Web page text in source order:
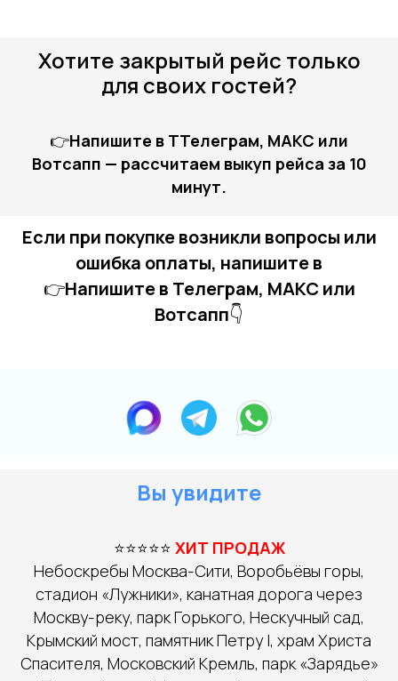
Хотите закрытый рейс только
для своих гостей?
👉Напишите в TТелеграм, MAКС или
Вотсапп — рассчитаем выкуп рейса за 10
минут.
Если при покупке возникли вопросы или
ошибка оплаты, напишите в
👉Напишите в Телеграм, MAКС или
Вотсапп👇
Вы увидите
⭐⭐⭐⭐⭐ ХИТ ПРОДАЖ
Небоскребы Москва-Сити, Воробьёвы горы,
стадион «Лужники», канатная дорога через
Москву-реку, парк Горького, Нескучный сад,
Крымский мост, памятник Петру I, храм Христа
Спасителя, Московский Кремль, парк «Зарядье»